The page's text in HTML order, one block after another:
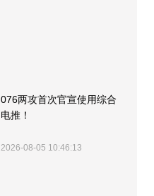
076两攻首次官宣使用综合
电推！
2026-08-05 10:46:13